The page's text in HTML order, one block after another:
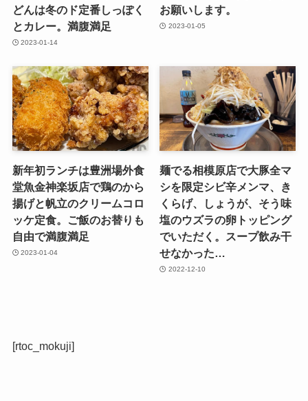
どんは冬のド定番しっぽく
とカレー。満腹満足
2023-01-14
お願いします。
2023-01-05
新年初ランチは豊洲場外食
堂魚金神楽坂店で鶏のから
揚げと帆立のクリームコロ
ッケ定食。ご飯のお替りも
自由で満腹満足
2023-01-04
麺でる相模原店で大豚全マ
シを限定シビ辛メンマ、き
くらげ、しょうが、そう味
塩のウズラの卵トッピング
でいただく。スープ飲み干
せなかった…
2022-12-10
[rtoc_mokuji]